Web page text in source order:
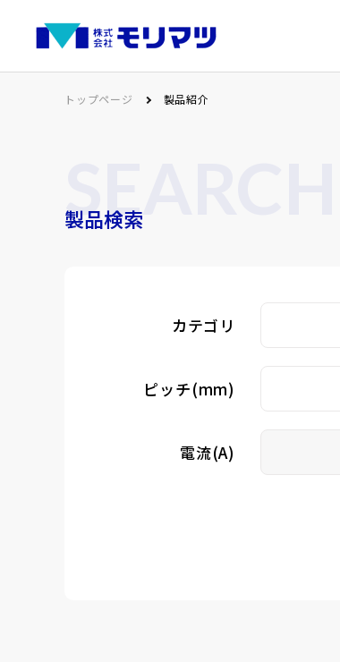
トップページ 製品紹介
SEARCH
製品検索
カテゴリ
ピッチ(mm)
電流(A)